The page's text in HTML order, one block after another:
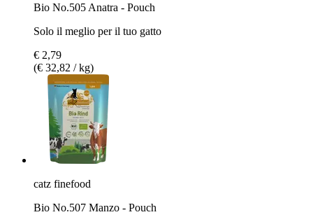
Bio No.505 Anatra - Pouch
Solo il meglio per il tuo gatto
€ 2,79
(€ 32,82 / kg)
catz finefood
Bio No.507 Manzo - Pouch